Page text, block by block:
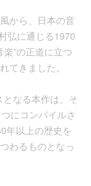
から、日本の音
弘に通じる1970
”の正道に立つ
てきました。
なる本作は、そ
にコンパイルさ
年以上の歴史を
わるものとなっ